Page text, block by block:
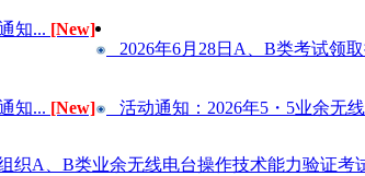
知... [New]
2026年6月28日A、B类考试领
知... [New] 活动通知：2026年5・5业余无
织A、B类业余无线电台操作技术能力验证